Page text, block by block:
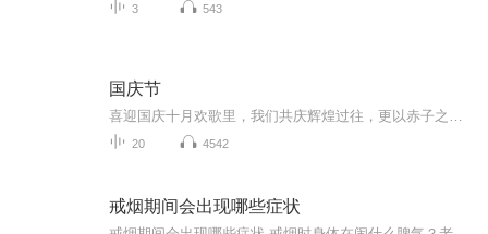
3 543
国庆节
20 4542
戒烟期间会出现哪些症状